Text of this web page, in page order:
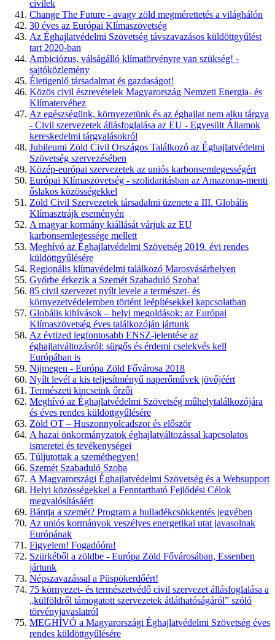
civilek
Change The Future - avagy zöld megmérettetés a világhálón
30 éves az Európai Klímaszövetség
Az Éghajlatvédelmi Szövetség távszavazásos küldöttgyűlést
tart 2020-ban
Ambiciózus, válságálló klímatörvényre van szükség! -
sajtóközlemény
Életigenlő társadalmat és gazdaságot!
Közös civil észrevételek Magyarország Nemzeti Energia- és
Klímatervéhez
Az egészségünk, környezetünk és az éghajlat nem alku tárgya
- Civil szervezetek állásfoglalása az EU - Egyesült Államok
kereskedelmi tárgyalásokról
Jubileumi Zöld Civil Országos Találkozó az Éghajlatvédelmi
Szövetség szervezésében
Közép-európai szervezetek az uniós karbonsemlegességért
Európai Klímaszövetség - szolidaritásban az Amazonas-menti
őslakos közösségekkel
Zöld Civil Szervezetek társadalmi üzenete a III. Globális
Klímasztrájk eseményén
A magyar kormány kiállását várjuk az EU
karbonsemlegessége mellett
Meghívó az Éghajlatvédelmi Szövetség 2019. évi rendes
küldöttgyűlésére
Regionális klímavédelmi találkozó Marosvásárhelyen
Győrbe érkezik a Szemét Szabaduló Szoba!
85 civil szervezet nyílt levele a természet- és
környezetvédelemben történt leépítésekkel kapcsolatban
Globális kihívások – helyi megoldások: az Európai
Klímaszövetség éves találkozóján jártunk
Az évtized legfontosabb ENSZ-jelentése az
éghajlatváltozásról: sürgős és érdemi cselekvés kell
Európában is
Nijmegen - Európa Zöld Fővárosa 2018
Nyílt levél a kis teljesítményű naperőművek jövőjéért
Természeti kincseink őrzői
Meghívó az Éghajlatvédelmi Szövetség műhelytalálkozójára
és éves rendes küldöttgyűlésére
Zöld OT – Huszonnyolcadszor és először
A hazai önkormányzatok éghajlatváltozással kapcsolatos
ismeretei és tevékenységei
Túljutottak a szeméthegyen!
Szemét Szabaduló Szoba
A Magyarországi Éghajlatvédelmi Szövetség és a Websupport
Helyi közösségekkel a Fenntartható Fejlődési Célok
megvalósításáért
Bántja a szemét? Program a hulladékcsökkentés jegyében
Az uniós kormányok veszélyes energetikai utat javasolnak
Európának
Figyelem! Fogadóóra!
Szürkéből a zöldbe - Európa Zöld Fővárosában, Essenben
jártunk
Népszavazással a Püspökerdőért!
75 környezet- és természetvédő civil szervezet állásfoglalása a
„külföldről támogatott szervezetek átláthatóságáról” szóló
törvényjavaslatról
MEGHÍVÓ a Magyarországi Éghajlatvédelmi Szövetség éves
rendes küldöttgyűlésére